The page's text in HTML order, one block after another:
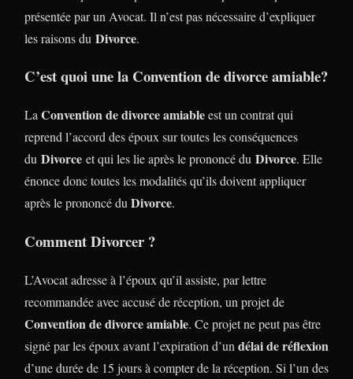
présentée par un Avocat. Il n’est pas nécessaire d’expliquer
les raisons du Divorce.
C’est quoi une la Convention de divorce amiable?
La Convention de divorce amiableest un contrat qui
reprend l’accord des époux sur toutes les conséquences
du Divorce et qui les lie après le prononcé du Divorce. Elle
énonce donc toutes les modalités qu’ils doivent appliquer
après le prononcé du Divorce.
Comment Divorcer ?
L’Avocat adresse à l’époux qu’il assiste, par lettre
recommandée avec accusé de réception, un projet de
Convention de divorce amiable. Ce projet ne peut pas être
signé par les époux avant l’expiration d’un délai de réflexion
d’une durée de 15 jours à compter de la réception. Si l’un des